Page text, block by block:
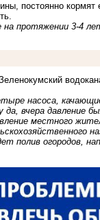
постоянно
протяжении 3-4
насоса,
вчера давление
местного
полив огородов,